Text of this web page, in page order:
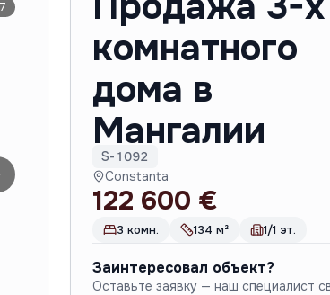
7
комнатного
дома в
Мангалии
S-1092
Constanta
122 600 €
3 комн. 134 м² 1/1 эт.
Заинтересовал объект?
Оставьте заявку — наш специалист